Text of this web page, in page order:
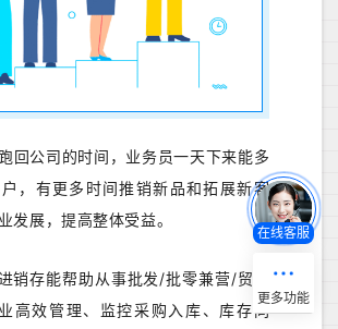
回公司的时间，业务员一天下来能多
，有更多时间推销新品和拓展新客
发展，提高整体受益。
销存能帮助从事批发/批零兼营/贸易
高效管理、监控采购入库、库存同
在线客服